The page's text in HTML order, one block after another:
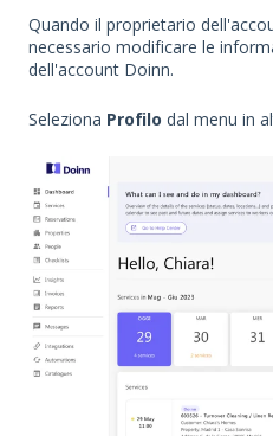
Quando il proprietario
necessario modificare le
dell'account Doinn.
Seleziona Profilo dal menu in